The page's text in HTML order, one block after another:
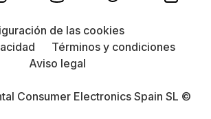
Consumer Electronics Spain SL ©
de las cookies
Términos y condiciones
Aviso legal